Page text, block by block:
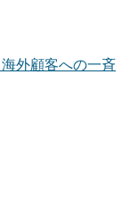
外顧客への一斉